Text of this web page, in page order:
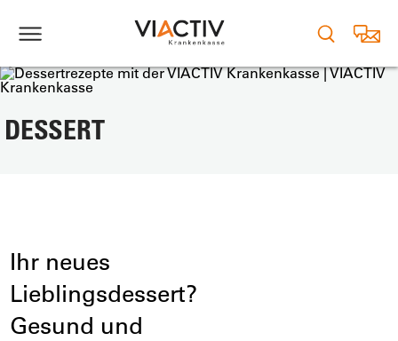
DESSERT
Ihr neues
Lieblingsdessert?
Gesund und